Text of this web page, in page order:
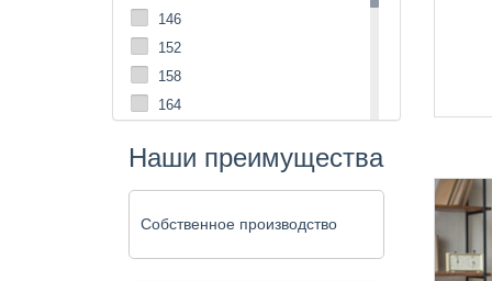
146
152
158
164
170
176
18
Наши преимущества
Собственное производство